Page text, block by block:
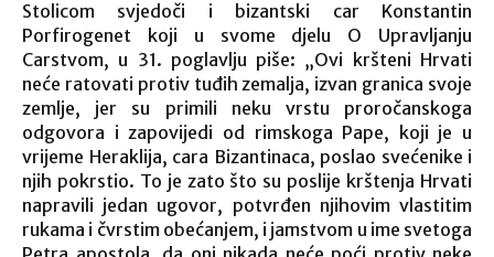
Stolicom svjedoči i bizantski car Konstantin
Porfirogenet koji u svome djelu O Upravljanju
Carstvom, u 31. poglavlju piše: „Ovi kršteni Hrvati
neće ratovati protiv tuđih zemalja, izvan granica svoje
zemlje, jer su primili neku vrstu proročanskoga
odgovora i zapovijedi od rimskoga Pape, koji je u
vrijeme Heraklija, cara Bizantinaca, poslao svećenike i
njih pokrstio. To je zato što su poslije krštenja Hrvati
napravili jedan ugovor, potvrđen njihovim vlastitim
rukama i čvrstim obećanjem, i jamstvom u ime svetoga